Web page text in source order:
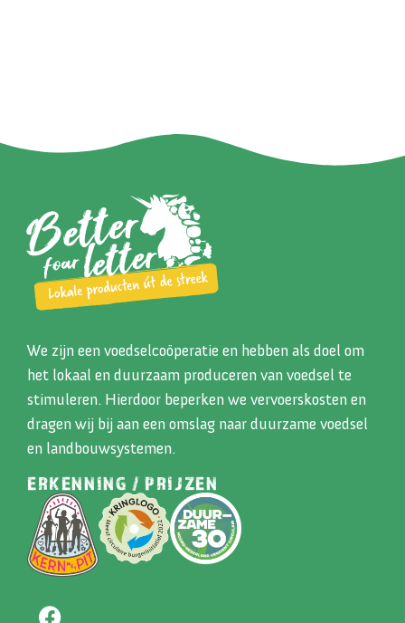
We zijn een voedselcoöperatie en hebben als doel om
het lokaal en duurzaam produceren van voedsel te
stimuleren. Hierdoor beperken we vervoerskosten en
dragen wij bij aan een omslag naar duurzame voedsel
en landbouwsystemen.
ERKENNING / PRIJZEN